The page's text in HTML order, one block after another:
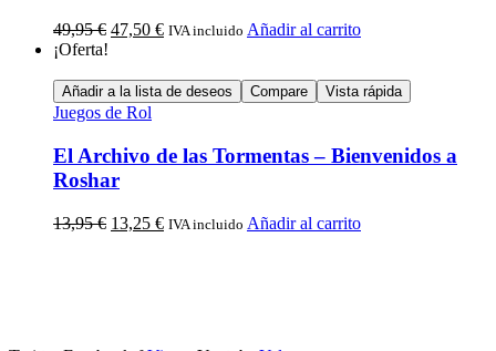
49,95€ 47,50 € IVA incluido Añadir al carrito
¡Oferta!
Añadir a la lista de deseos Compare Vista rápida
Juegos de Rol
El Archivo de las Tormentas – Bienvenidos a
Roshar
13,95€ 13,25 € IVA incluido Añadir al carrito